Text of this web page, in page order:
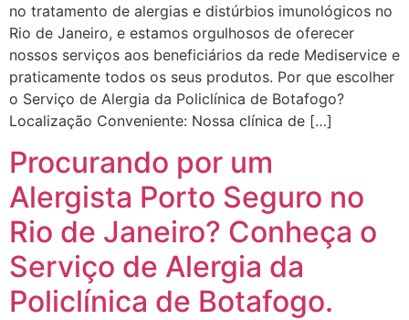
no tratamento de alergias e distúrbios imunológicos no
Rio de Janeiro, e estamos orgulhosos de oferecer
nossos serviços aos beneficiários da rede Mediservice e
praticamente todos os seus produtos. Por que escolher
o Serviço de Alergia da Policlínica de Botafogo?
Localização Conveniente: Nossa clínica de […]
Procurando por um
Alergista Porto Seguro no
Rio de Janeiro? Conheça o
Serviço de Alergia da
Policlínica de Botafogo.